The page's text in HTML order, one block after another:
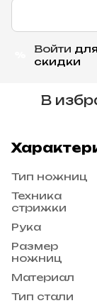
Войти
скидки
В
Тип ножниц
Техника
стрижки
Рука
Размер
ножниц
Материал
Тип стали